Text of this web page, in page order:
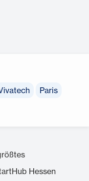
Paris
Hessen